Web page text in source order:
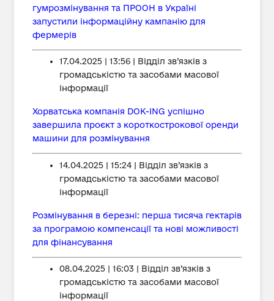
гумрозмінування та ПРООН в Україні
запустили інформаційну кампанію для
фермерів
17.04.2025 | 13:56 | Відділ зв’язків з
громадськістю та засобами масової
інформації
Хорватська компанія DOK-ING успішно
завершила проєкт з короткострокової оренди
машини для розмінування
14.04.2025 | 15:24 | Відділ зв’язків з
громадськістю та засобами масової
інформації
Розмінування в березні: перша тисяча гектарів
за програмою компенсації та нові можливості
для фінансування
08.04.2025 | 16:03 | Відділ зв’язків з
громадськістю та засобами масової
інформації